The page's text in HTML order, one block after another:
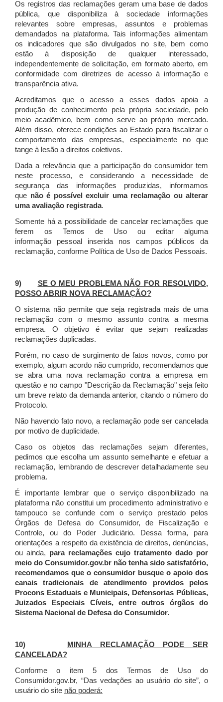
Os registros das reclamações geram uma base de dados
pública, que disponibiliza à sociedade informações
relevantes sobre empresas, assuntos e problemas
demandados na plataforma. Tais informações alimentam
os indicadores que são divulgados no site, bem como
estão à disposição de qualquer interessado,
independentemente de solicitação, em formato aberto, em
conformidade com diretrizes de acesso à informação e
transparência ativa.
Acreditamos que o acesso a esses dados apoia a
produção de conhecimento pela própria sociedade, pelo
meio acadêmico, bem como serve ao próprio mercado.
Além disso, oferece condições ao Estado para fiscalizar o
comportamento das empresas, especialmente no que
tange à lesão a direitos coletivos.
Dada a relevância que a participação do consumidor tem
neste processo, e considerando a necessidade de
segurança das informações produzidas, informamos
que não é possível excluir uma reclamação ou alterar
uma avaliação registrada.
Somente há a possibilidade de cancelar reclamações que
ferem os Temos de Uso ou editar alguma
informação pessoal inserida nos campos públicos da
reclamação, conforme Política de Uso de Dados Pessoais.
9) SE O MEU PROBLEMA NÃO FOR RESOLVIDO,
POSSO ABRIR NOVA RECLAMAÇÃO?
O sistema não permite que seja registrada mais de uma
reclamação com o mesmo assunto contra a mesma
empresa. O objetivo é evitar que sejam realizadas
reclamações duplicadas.
Porém, no caso de surgimento de fatos novos, como por
exemplo, algum acordo não cumprido, recomendamos que
se abra uma nova reclamação contra a empresa em
questão e no campo "Descrição da Reclamação" seja feito
um breve relato da demanda anterior, citando o número do
Protocolo.
Não havendo fato novo, a reclamação pode ser cancelada
por motivo de duplicidade.
Caso os objetos das reclamações sejam diferentes,
pedimos que escolha um assunto semelhante e efetuar a
reclamação, lembrando de descrever detalhadamente seu
problema.
É importante lembrar que o serviço disponibilizado na
plataforma não constitui um procedimento administrativo e
tampouco se confunde com o serviço prestado pelos
Órgãos de Defesa do Consumidor, de Fiscalização e
Controle, ou do Poder Judiciário. Dessa forma, para
orientações a respeito da existência de direitos, denúncias,
ou ainda, para reclamações cujo tratamento dado por
meio do Consumidor.gov.br não tenha sido satisfatório,
recomendamos que o consumidor busque o apoio dos
canais tradicionais de atendimento providos pelos
Procons Estaduais e Municipais, Defensorias Públicas,
Juizados Especiais Cíveis, entre outros órgãos do
Sistema Nacional de Defesa do Consumidor.
10)
MINHA RECLAMAÇÃO PODE SER
CANCELADA?
Conforme o item 5 dos Termos de Uso do
Consumidor.gov.br, “Das vedações ao usuário do site”, o
usuário do site não poderá: